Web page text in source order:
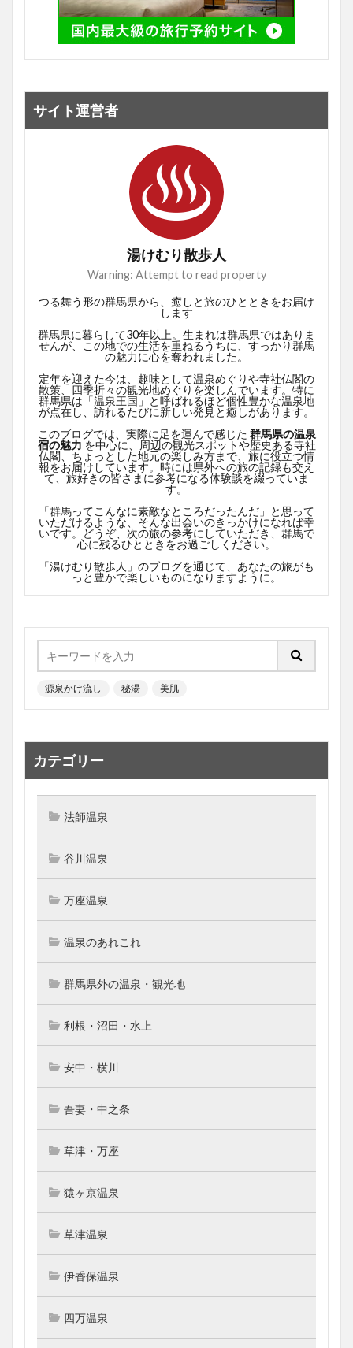
サイト運営者
湯けむり散歩人
Warning: Attempt to read property
つる舞う形の群馬県から、癒しと旅のひとときをお届け
します
群馬県に暮らして30年以上。生まれは群馬県ではありま
せんが、この地での生活を重ねるうちに、すっかり群馬
の魅力に心を奪われました。
定年を迎えた今は、趣味として温泉めぐりや寺社仏閣の
散策、四季折々の観光地めぐりを楽しんでいます。特に
群馬県は「温泉王国」と呼ばれるほど個性豊かな温泉地
が点在し、訪れるたびに新しい発見と癒しがあります。
このブログでは、実際に足を運んで感じた 群馬県の温泉
宿の魅力 を中心に、周辺の観光スポットや歴史ある寺社
仏閣、ちょっとした地元の楽しみ方まで、旅に役立つ情
報をお届けしています。時には県外への旅の記録も交え
て、旅好きの皆さまに参考になる体験談を綴っていま
す。
「群馬ってこんなに素敵なところだったんだ」と思って
いただけるような、そんな出会いのきっかけになれば幸
いです。どうぞ、次の旅の参考にしていただき、群馬で
心に残るひとときをお過ごしください。
「湯けむり散歩人」のブログを通じて、あなたの旅がも
っと豊かで楽しいものになりますように。
源泉かけ流し 秘湯 美肌
カテゴリー
法師温泉
谷川温泉
万座温泉
温泉のあれこれ
群馬県外の温泉・観光地
利根・沼田・水上
安中・横川
吾妻・中之条
草津・万座
猿ヶ京温泉
草津温泉
伊香保温泉
四万温泉